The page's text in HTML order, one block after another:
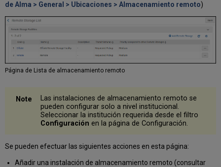
de Alma > General > Ubicaciones > Almacenamiento remoto)
Página de Lista de almacenamiento remoto
Las instalaciones de almacenamiento remoto se
pueden configurar solo a nivel institucional.
Seleccionar la institución requerida desde el filtro
Configuración en la página de Configuración.
Se pueden efectuar las siguientes acciones en esta página:
Añadir una instalación de almacenamiento remoto (consultar